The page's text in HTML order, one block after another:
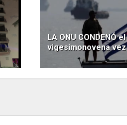
LA ONU CONDENÓ
vigesimonovena vez